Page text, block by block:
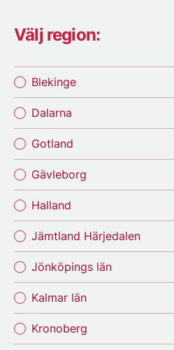
Välj region:
Blekinge
Dalarna
Gotland
Gävleborg
Halland
Jämtland Härjedalen
Jönköpings län
Kalmar län
Kronoberg